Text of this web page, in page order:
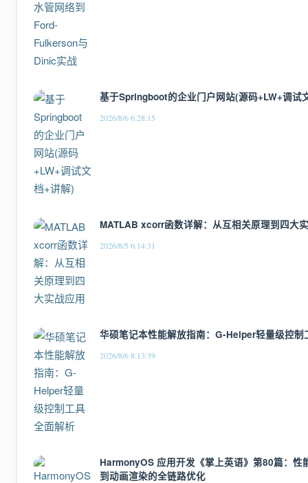
基于Springboot的企业门户网站(源码+LW+调试
2026/8/6 6:28:15
MATLAB xcorr函数详解：从互相关原理到四大
2026/8/5 6:14:31
华硕笔记本性能解放指南：G-Helper轻量级控制
2026/8/6 8:13:39
HarmonyOS 应用开发《掌上英语》第80篇：性
到动画渲染的全链路优化